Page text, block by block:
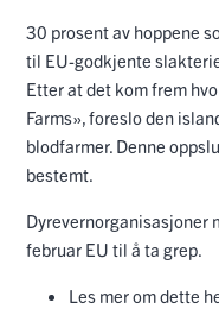
30 prosent av hoppene
til EU-godkjente
Etter at det kom frem
Farms», foreslo den
blodfarmer. Denne
bestemt.
Dyrevernorganisasjoner
februar EU til å ta grep.
Les mer om dette